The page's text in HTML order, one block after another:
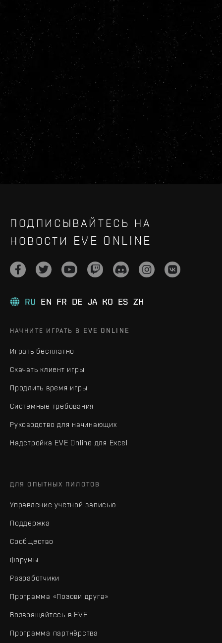
ПОДПИСЫВАЙТЕСЬ НА
НОВОСТИ EVE ONLINE
RU EN FR DE JA KO ES ZH
НАЧНИТЕ ИГРАТЬ В EVE ONLINE
Играть бесплатно
Скачать клиент игры
Продлить время игры
Системные требования
Руководство для начинающих
Надстройка EVE Online для Excel
ДЛЯ ОПЫТНЫХ ПИЛОТОВ
Управление учетной записью
Поддержка
Сообщество
Форумы
Разработчики
Программа «Позови друга»
Возвращайтесь в EVE
Программа партнёрства